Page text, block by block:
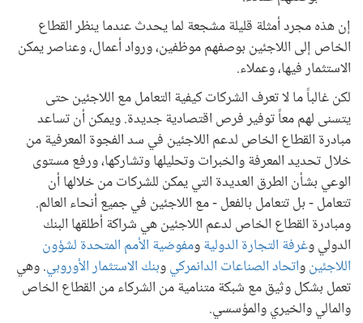
إن هذه مجرد أمثلة قليلة مشجعة لما يحدث عندما ينظر القطاع
الخاص إلى اللاجئين بوصفهم موظفين، ورواد أعمال، وعناصر يمكن
الاستثمار فيها، وعملاء.
لكن غالباً ما لا تعرف الشركات كيفية التعامل مع اللاجئين حتى
يتسنى لهم معاً توفير فرص اقتصادية جديدة. ويمكن أن تساعد
مبادرة القطاع الخاص لدعم اللاجئين في سد الفجوة المعرفية من
خلال تحديد المعرفة والخبرات وتحليلها وتشاركها، ورفع مستوى
الوعي بشأن الطرق العديدة التي يمكن للشركات من خلالها أن
تتعامل - بل تتعامل بالفعل - مع اللاجئين في جميع أنحاء العالم.
ومبادرة القطاع الخاص لدعم اللاجئين هي شراكة أطلقها البنك
الدولي وغرفة التجارة الدوليةومفوضية الأمم المتحدة لشؤون
اللاجئينواتحاد الصناعات الدانمركيوبنك الاستثمار الأوروبي. وهي
تعمل بشكل وثيق مع شبكة متنامية من الشركاء من القطاع الخاص
والمالي والخيري والمؤسسي.